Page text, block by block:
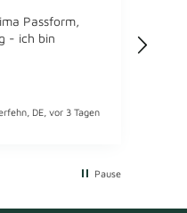
Passform,
- ich bin
DE, vor 3 Tagen
Pause